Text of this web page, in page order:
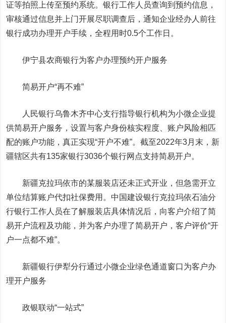
证等拍照上传至预约系统。银行工作人员查询到预约信息，
审核通过信息并上门开展尽职调查后，通知企业经办人前往
银行成功办理开户手续，全程用时0.5个工作日。
伊宁县农商银行为客户办理预约开户服务
简易开户“再不难”
人民银行乌鲁木齐中心支行指导银行机构为小微企业提
供简易开户服务，设置与客户身份核实程度、账户风险相匹
配的账户功能，真正实现“开户不难”。截至2022年3月末，新
疆辖区共有135家银行3036个银行网点支持简易开户。
新疆克拉玛依市的某服装店还未正式开业，但急需开立
单位结算账户代扣社保费用。中国建设银行克拉玛依石油分
行银行工作人员在了解服装店具体情况后，向客户介绍了简
易开户流程及功能，并为客户办理了简易开户，客户评价“开
户一点都不难”。
新疆银行伊犁分行通过小微企业绿色通道窗口为客户办
理开户服务
政银联动“一站式”